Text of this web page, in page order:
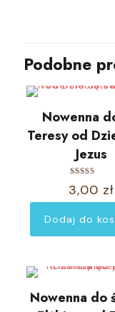
Podobne
Nowenna
Teresy od
Jezus
5.00
3,00 zł
Dodaj do
Nowenna do